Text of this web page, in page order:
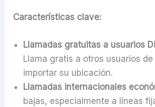
Características clave:
Llamadas gratuitas a usuarios
Llama gratis a otros usuarios
importar su ubicación.
Llamadas internacionales
bajas, especialmente a líneas